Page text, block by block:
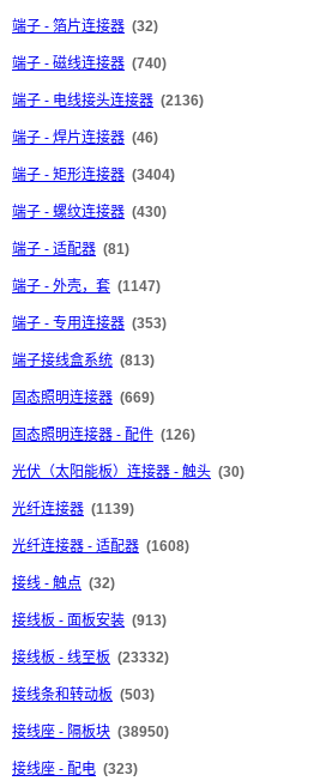
端子 - 箔片连接器 (32)
端子 - 磁线连接器 (740)
端子 - 电线接头连接器 (2136)
端子 - 焊片连接器 (46)
端子 - 矩形连接器 (3404)
端子 - 螺纹连接器 (430)
端子 - 适配器 (81)
端子 - 外壳，套 (1147)
端子 - 专用连接器 (353)
端子接线盒系统 (813)
固态照明连接器 (669)
固态照明连接器 - 配件 (126)
光伏（太阳能板）连接器 - 触头 (30)
光纤连接器 (1139)
光纤连接器 - 适配器 (1608)
接线 - 触点 (32)
接线板 - 面板安装 (913)
接线板 - 线至板 (23332)
接线条和转动板 (503)
接线座 - 隔板块 (38950)
接线座 - 配电 (323)